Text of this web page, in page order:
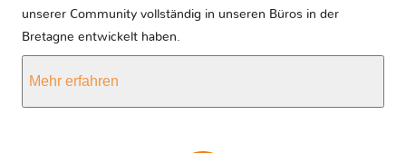
unserer Community vollständig in unseren Büros in der
Bretagne entwickelt haben.
Mehr erfahren